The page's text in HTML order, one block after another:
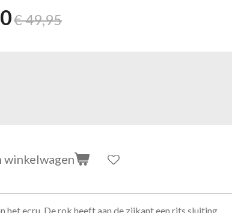
€ 49,95
winkelwagen
het ecru. De rok heeft aan de zijkant een rits sluiting.